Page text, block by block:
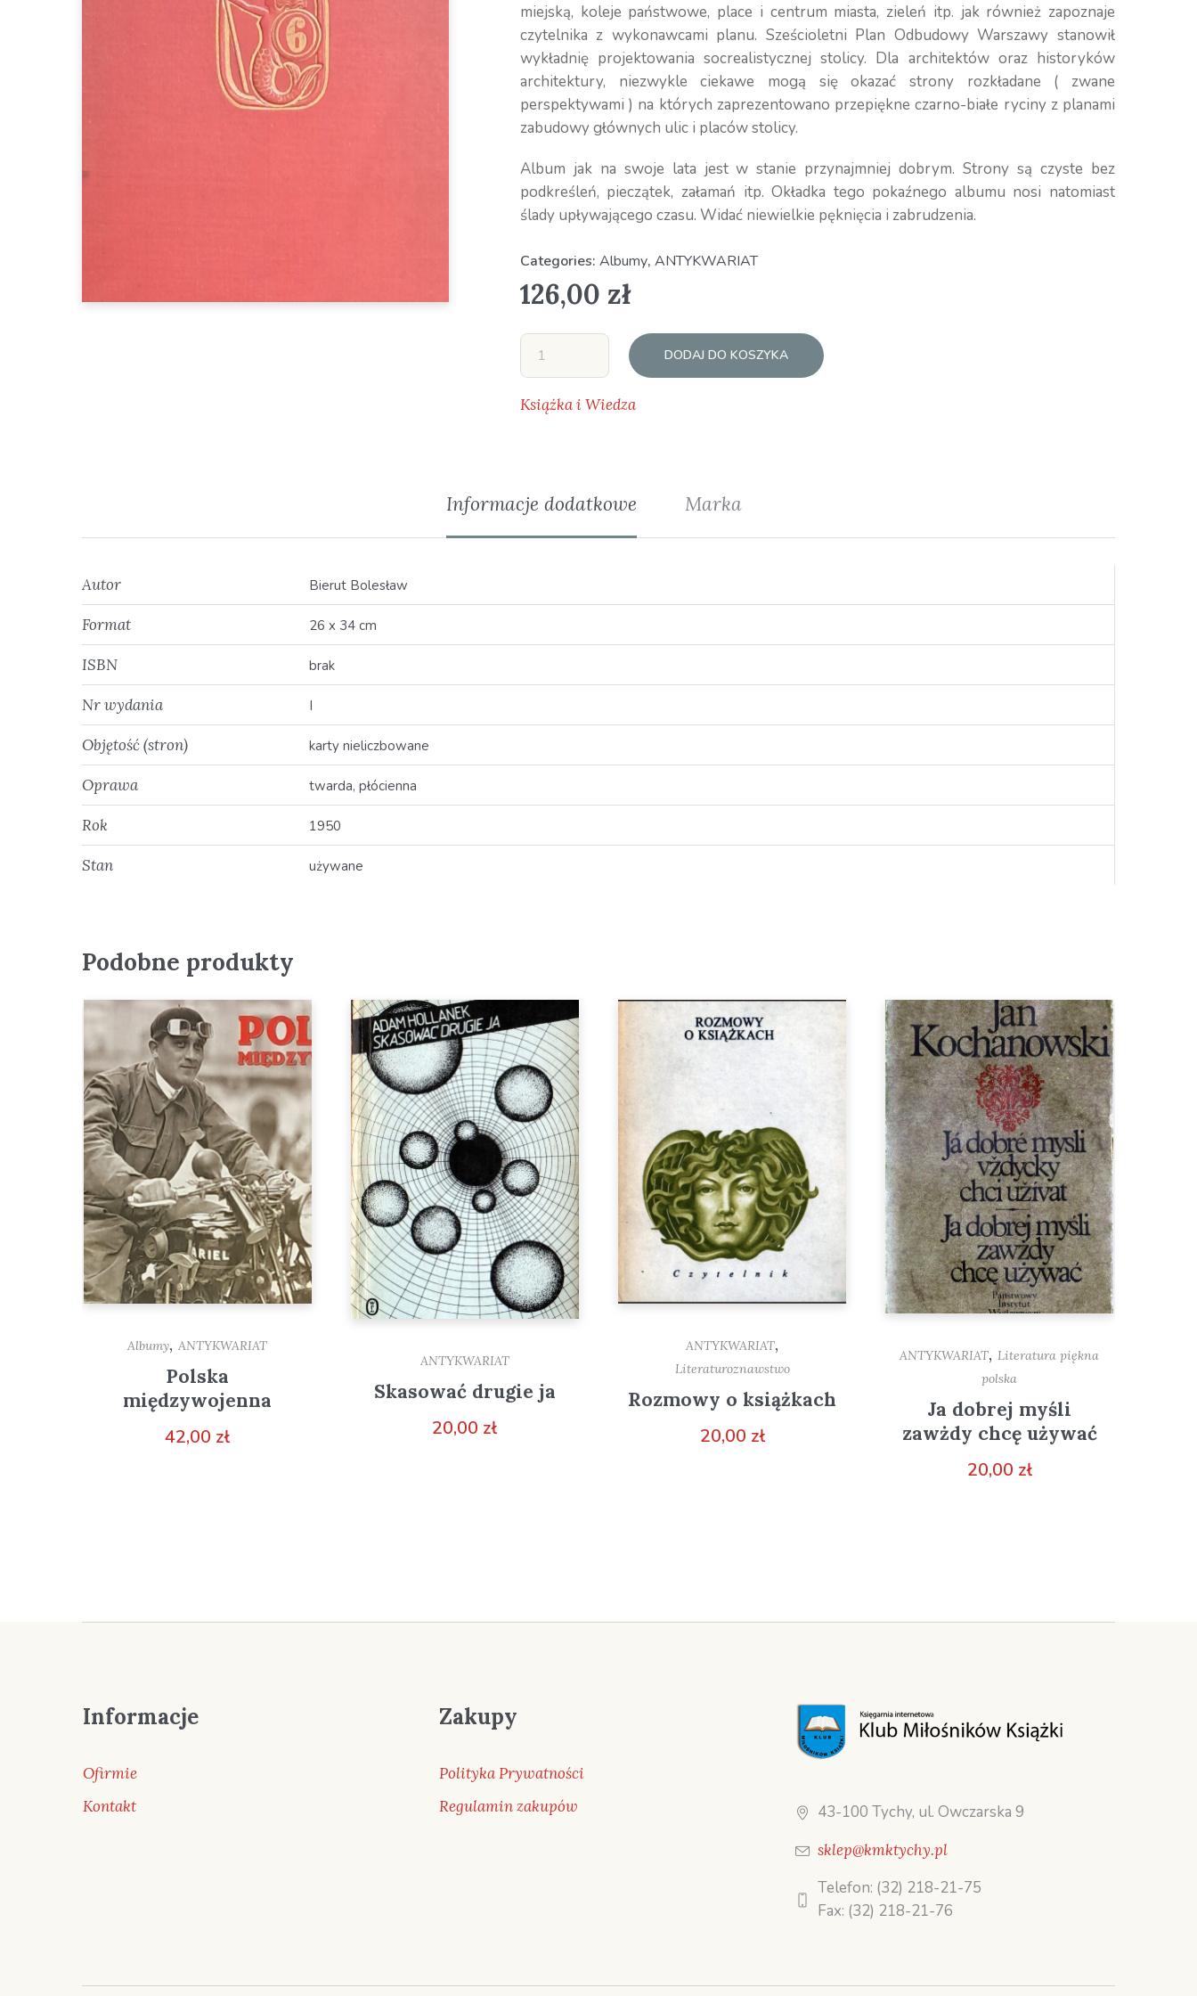
miejską, koleje państwowe, place i centrum miasta, zieleń itp. jak również zapoznaje
czytelnika z wykonawcami planu. Sześcioletni Plan Odbudowy Warszawy stanowił
wykładnię projektowania socrealistycznej stolicy. Dla architektów oraz historyków
architektury, niezwykle ciekawe mogą się okazać strony rozkładane ( zwane
perspektywami ) na których zaprezentowano przepiękne czarno-białe ryciny z planami
zabudowy głównych ulic i placów stolicy.
Album jak na swoje lata jest w stanie przynajmniej dobrym. Strony są czyste bez
podkreśleń, pieczątek, załamań itp. Okładka tego pokaźnego albumu nosi natomiast
ślady upływającego czasu. Widać niewielkie pęknięcia i zabrudzenia.
Categories: Albumy, ANTYKWARIAT
126,00 zł
DODAJ DO KOSZYKA
Książka i Wiedza
Informacje dodatkowe Marka
Autor Bierut Bolesław
Format 26 x 34 cm
ISBN brak
Nr wydania I
Objętość (stron) karty nieliczbowane
Oprawa twarda, płócienna
Rok 1950
Stan używane
Podobne produkty
Albumy,ANTYKWARIAT
Polska
międzywojenna
42,00 zł
ANTYKWARIAT
Skasować drugie ja
20,00 zł
ANTYKWARIAT,
Literaturoznawstwo
Rozmowy o książkach
20,00 zł
ANTYKWARIAT,Literatura piękna
polska
Ja dobrej myśli
zawżdy chcę używać
20,00 zł
Informacje
Ofirmie
Kontakt
Zakupy
Polityka Prywatności
Regulamin zakupów
43-100 Tychy, ul. Owczarska 9
sklep@kmktychy.pl
Telefon: (32) 218-21-75
Fax: (32) 218-21-76